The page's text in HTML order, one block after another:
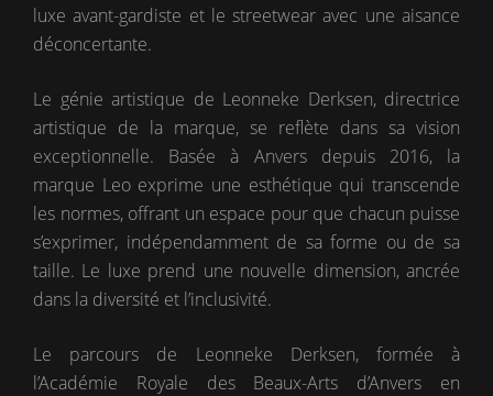
luxe avant-gardiste et le streetwear avec une aisance
déconcertante.
Le génie artistique de Leonneke Derksen, directrice
artistique de la marque, se reflète dans sa vision
exceptionnelle. Basée à Anvers depuis 2016, la
marque Leo exprime une esthétique qui transcende
les normes, offrant un espace pour que chacun puisse
s’exprimer, indépendamment de sa forme ou de sa
taille. Le luxe prend une nouvelle dimension, ancrée
dans la diversité et l’inclusivité.
Le parcours de Leonneke Derksen, formée à
l’Académie Royale des Beaux-Arts d’Anvers en